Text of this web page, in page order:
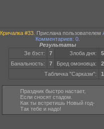
Кричалка #33. Прислана пользователем
Комментариев: 0.
Результаты
Зе бэст:
7 Злоба дня:
5
Банальность:
7 Бред омоновца:
2
Табличка "Сарказм":
1
Праздник быстро настает,
Если сносят стадом.
Как ты встретишь Новый год-
Так тебе и надо!